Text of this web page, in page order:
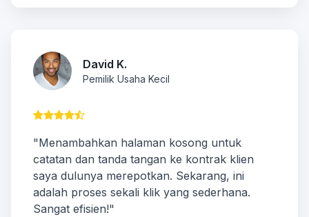
David K.
Pemilik Usaha Kecil
"Menambahkan halaman kosong untuk
catatan dan tanda tangan ke kontrak klien
saya dulunya merepotkan. Sekarang, ini
adalah proses sekali klik yang sederhana.
Sangat efisien!"